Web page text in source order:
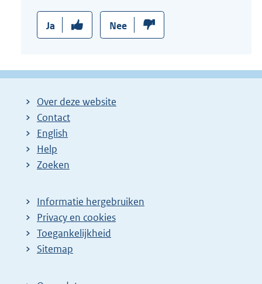
Ja Nee
Over deze website
Contact
English
Help
Zoeken
Informatie hergebruiken
Privacy en cookies
Toegankelijkheid
Sitemap